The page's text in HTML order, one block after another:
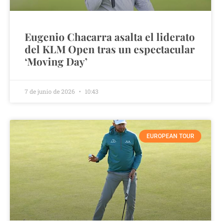
Eugenio Chacarra asalta el liderato
del KLM Open tras un espectacular
‘Moving Day’
7 de junio de 2026 10:43
EUROPEAN TOUR